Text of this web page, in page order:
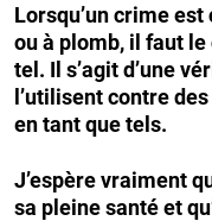
Lorsqu’un crime
ou à plomb, il faut
tel. Il s’agit d’une
l’utilisent contre
en tant que tels.
J’espère vraiment
sa pleine santé et